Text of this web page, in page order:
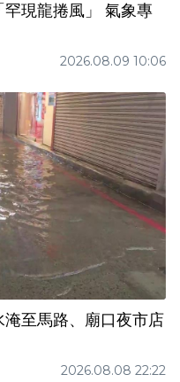
現龍捲風」 氣象專
2026.08.09 10:06
至馬路、廟口夜市店
2026.08.08 22:22